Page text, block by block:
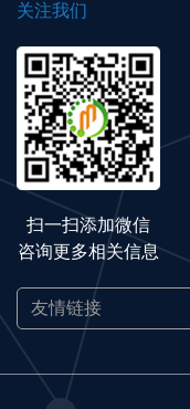
关注我们
扫一扫添加微信
咨询更多相关信息